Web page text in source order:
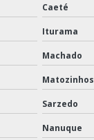
Caeté
Iturama
Machado
Matozinhos
Sarzedo
Nanuque